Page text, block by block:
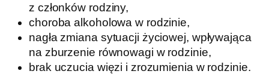
z członków rodziny,
choroba alkoholowa w rodzinie,
nagła zmiana sytuacji życiowej, wpływająca
na zburzenie równowagi w rodzinie,
brak uczucia więzi i zrozumienia w rodzinie.